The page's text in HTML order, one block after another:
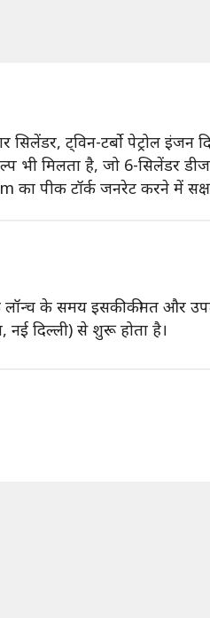
सिलेंडर, ट्विन-टर्बो पेट्रोल
भी मिलता है, जो 6-सिलेंडर
पीक टॉर्क जनरेट करने में सक्षम
के समय इसकी कीमत और
दिल्ली) से शुरू होता है।